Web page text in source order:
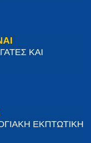
ΚΑΙ
ΕΚΠΤΩΤΙΚΗ